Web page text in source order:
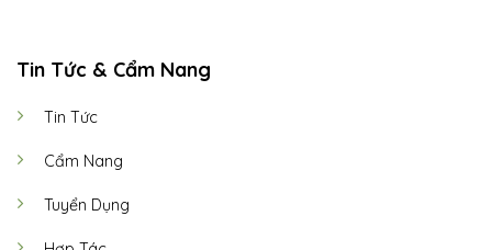
Tin Tức & Cẩm Nang
Tin Tức
Cẩm Nang
Tuyển Dụng